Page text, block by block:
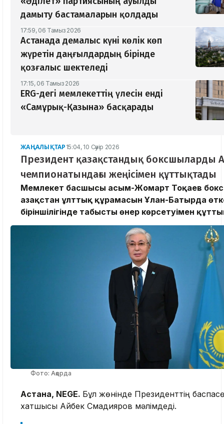
дамыту бастамаларын қолдады
17:59, 06 Тамыз 2026
Астанада демалыс күні көлік көп
жүретін даңғылдардың бірінде
қозғалыс шектеледі
17:15, 06 Тамыз 2026
ERG-дегі мемлекеттің үлесін енді
«Самұрық-Қазына» басқарады
ЖАҢАЛЫҚТАР 15:04, 10 Сәуір 2026
Президент қазақстандық боксшыларды
чемпионатындағы жеңісімен құттықтады
Мемлекет басшысы Қасым-Жомарт Тоқаев
Қазақстан ұлттық құрамасын Ұлан-Батырда
біріншілігінде табысты өнер көрсетуімен
Фото: Ақорда
Астана, NEGE. Бұл жөнінде Президенттің
хатшысы Айбек Смадияров мәлімдеді.